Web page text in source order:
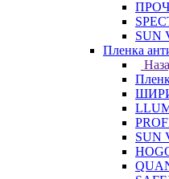
SUN
Пленка
SUN